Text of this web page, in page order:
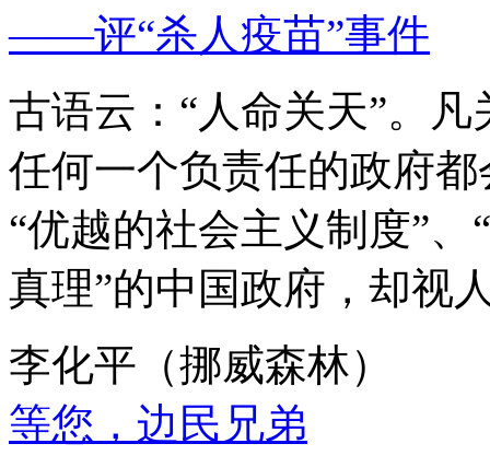
——评“杀人疫苗”事件
古语云：“人命关天”。
任何一个负责任的政府
“优越的社会主义制度”
真理”的中国政府，却视
李化平（挪威森林）
等您，边民兄弟